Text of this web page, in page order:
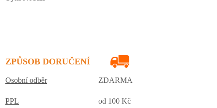
ZPŮSOB DORUČENÍ
Osobní odběr ZDARMA
PPL od 100 Kč